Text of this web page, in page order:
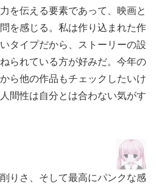
を伝える要素であって、映画と
を感じる。私は作り込まれた作
タイプだから、ストーリーの設
られている方が好みだ。今年の
ら他の作品もチェックしたいけ
間性は自分とは合わない気がす
りさ、そして最高にパンクな感